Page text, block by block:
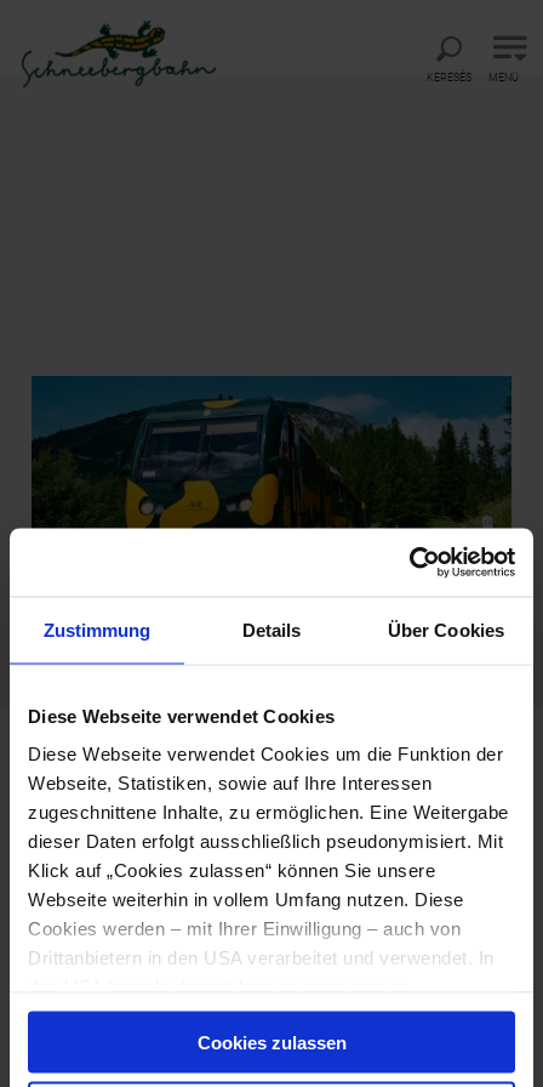
Zustimmung Details Über Cookies
Diese Webseite verwendet Cookies
Diese Webseite verwendet Cookies um die Funktion der
Webseite, Statistiken, sowie auf Ihre Interessen
zugeschnittene Inhalte, zu ermöglichen. Eine Weitergabe
dieser Daten erfolgt ausschließlich pseudonymisiert. Mit
Klick auf „Cookies zulassen“ können Sie unsere
Webseite weiterhin in vollem Umfang nutzen. Diese
Cookies werden – mit Ihrer Einwilligung – auch von
Drittanbietern in den USA verarbeitet und verwendet. In
Datenschutzniveau, und es ist nicht ausgeschlossen,
dass staatliche Sicherheitsbehörden entsprechende
Anordnungen gegenüber den Drittanbietern (Google,
Cookies zulassen
Ugrás a kereséshez
Ugrás a tartalomhoz
KERESÉS MENÜ
Helyszín & utazás
Kapcsolat
Tömegközlekedés